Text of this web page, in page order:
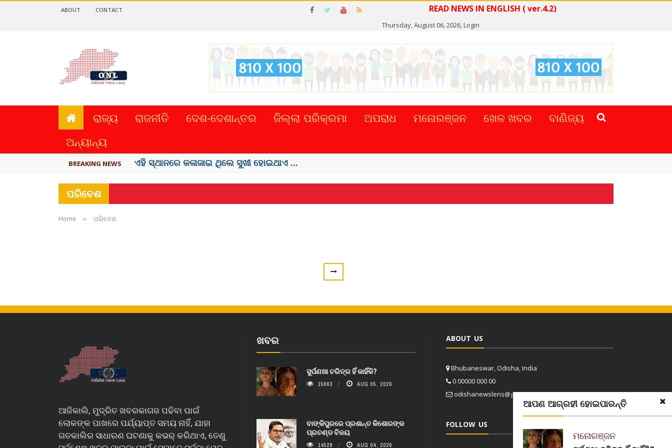
READ NEWS IN ENGLISH ( ver.4.2)
Thursday, August 06, 2026,Login
ABOUT CONTACT
ରାଜ୍ୟ ରାଜନୀତି ଦେଶ-ଦେଶାନ୍ତର ଜିଲ୍ଲା ପରିକ୍ରମା ଅପରାଧ ମନୋରଞ୍ଜନ ଖେଳ ଖବର
ବାଣିଜ୍ୟ
ଅନ୍ୟାନ୍ୟ
BREAKING NEWS ଏହି ସ୍ଥାନରେ କଳାଜାଇ ଥିଲେ ସୁଖୀ ହୋଇଥାଏ ...
ପରିବେଶ
Home ›› ପରିବେଶ
ଆପଣ ଆଗ୍ରହୀ ହୋଇପାରନ୍ତି
ମନୋରଞ୍ଜନ
ଆଜିକାଲି, ମୁଦ୍ରିତ ଖବରକାଗଜ ପଢିବା ପାଇଁ
ଲୋକଙ୍କ ପାଖରେ ପର୍ଯ୍ୟାପ୍ତ ସମୟ ନାହିଁ, ଯାହା
ଗତକାଲିର ସାଧାରଣ ଘଟଣାକୁ କଭର୍ କରିଥାଏ, ତେଣୁ
ଖବର
ସୁର୍ପଣଖା ଚରିତ୍ର ହିଁ କାହିଁକି?
15663 AUG 05, 2026
ବାଙ୍କିପୁରରେ ପ୍ରଶାନ୍ତ କିଶୋରଙ୍କ
ପ୍ରଚଣ୍ଡ ବିଜୟ
14528 AUG 04, 2026
ABOUT US
Bhubaneswar, Odisha, India
0 00000 000 00
odishanewslens@gmail.com
FOLLOW US